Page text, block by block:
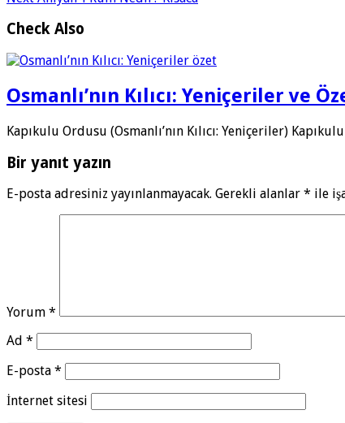
Check Also
Osmanlı’nın Kılıcı: Yeniçeriler ve
Kapıkulu Ordusu (Osmanlı’nın Kılıcı: Yeniçeriler)
Bir yanıt yazın
E-posta adresiniz yayınlanmayacak. Gerekli alanlar * ile
Yorum *
Ad *
E-posta *
İnternet sitesi